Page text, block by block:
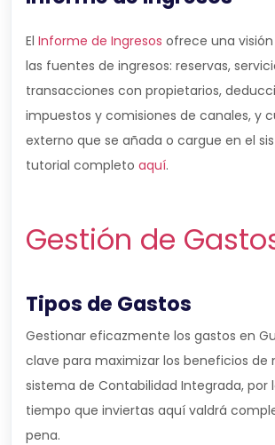
El Informe de Ingresos ofrece una
las fuentes de ingresos: reservas,
transacciones con propietarios,
impuestos y comisiones de canales, y
externo que se añada o cargue en el
tutorial completo aquí.
Gestión de
Tipos de Gastos
Gestionar eficazmente los gastos en
clave para maximizar los beneficios de
sistema de Contabilidad Integrada, por
tiempo que inviertas aquí valdrá
pena.